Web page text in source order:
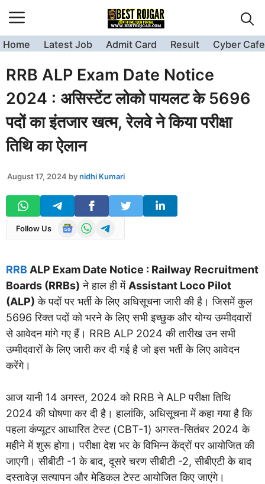
to
content
Home Latest Job Admit Card Result Cyber Cafe
RRB ALP Exam Date Notice
2024 : असिस्टेंट लोको पायलट के 5696
पदों का इंतजार खत्म, रेलवे ने किया परीक्षा
तिथि का ऐलान
August 17, 2024 bynidhi Kumari
Follow Us
RRB ALP Exam Date Notice : Railway Recruitment
Boards (RRBs) ने हाल ही में Assistant Loco Pilot
(ALP) के पदों पर भर्ती के लिए अधिसूचना जारी की है। जिसमें कुल
5696 रिक्त पदों को भरने के लिए सभी इच्छुक और योग्य उम्मीदवारों
से आवेदन मांगे गए हैं। RRB ALP 2024 की तारीख उन सभी
उम्मीदवारों के लिए जारी कर दी गई है जो इस भर्ती के लिए आवेदन
करेंगे।
आज यानी 14 अगस्त, 2024 को RRB ने ALP परीक्षा तिथि
2024 की घोषणा कर दी है। हालांकि, अधिसूचना में कहा गया है कि
पहला कंप्यूटर आधारित टेस्ट (CBT-1) अगस्त-सितंबर 2024 के
महीने में शुरू होगा। परीक्षा देश भर के विभिन्न केंद्रों पर आयोजित की
जाएगी। सीबीटी -1 के बाद, दूसरे चरण सीबीटी -2, सीबीएटी के बाद
दस्तावेज़ सत्यापन और मेडिकल टेस्ट आयोजित किए जाएंगे।